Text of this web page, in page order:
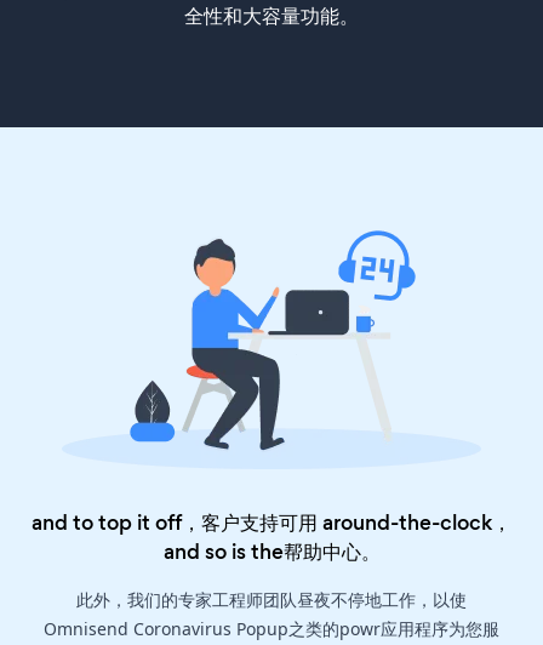
全性和大容量功能。
and to top it off，客户支持可用 around-the-clock，
and so is the帮助中心。
此外，我们的专家工程师团队昼夜不停地工作，以使
Omnisend Coronavirus Popup之类的powr应用程序为您服